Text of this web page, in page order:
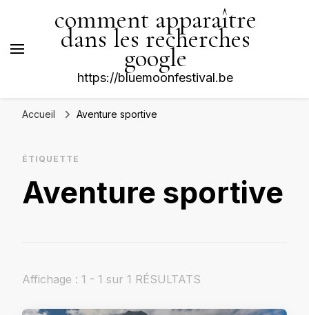
comment apparaître
dans les recherches
google
https://bluemoonfestival.be
Accueil Aventure sportive
ÉTIQUETTE
Aventure sportive
Affichage : 1 - 1 sur 1 RÉSULTATS